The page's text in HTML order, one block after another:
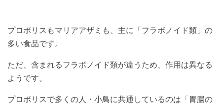
プロポリスもマリアアザミも、主に「フラボノイド類」の
多い食品です。
ただ、含まれるフラボノイド類が違うため、作用は異なる
ようです。
プロポリスで多くの人・小鳥に共通しているのは「胃腸の